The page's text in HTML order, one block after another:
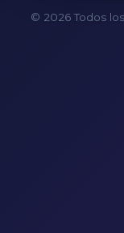
© 2026 Todos